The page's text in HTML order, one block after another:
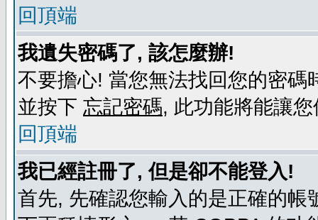
回頂端
我遺失密碼了, 該怎麼辦!
不要擔心! 當您無法找回您的密
並按下 忘記密碼, 此功能將能讓
回頂端
我已經註冊了, 但是卻不能登入!
首先, 先確認您輸入的是正確的